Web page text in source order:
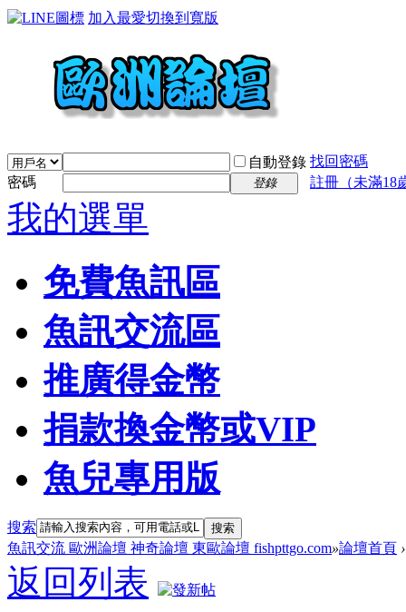
加入最愛切換到寬版
自動登錄 找回密碼
密碼
登錄 註冊（未滿18
我的選單
免費魚訊區
魚訊交流區
推廣得金幣
捐款換金幣或VIP
魚兒專用版
搜索 搜索
魚訊交流 歐洲論壇 神奇論壇 東歐論壇 fishpttgo.com»論壇首頁 ›
返回列表